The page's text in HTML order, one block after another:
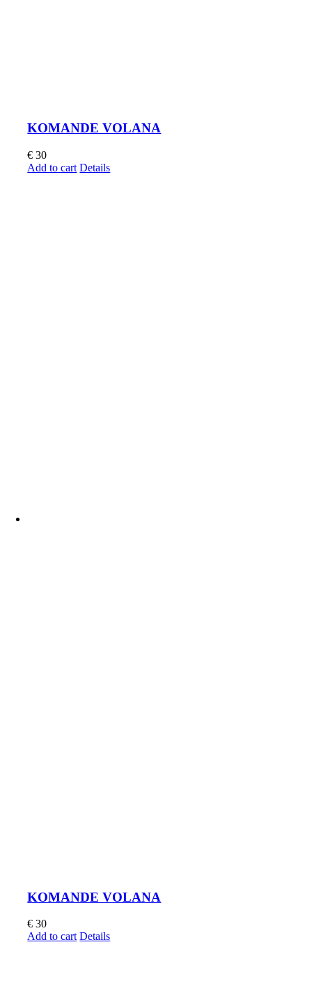
KOMANDE VOLANA
€ 30
Add to cart Details
KOMANDE VOLANA
€ 30
Add to cart Details